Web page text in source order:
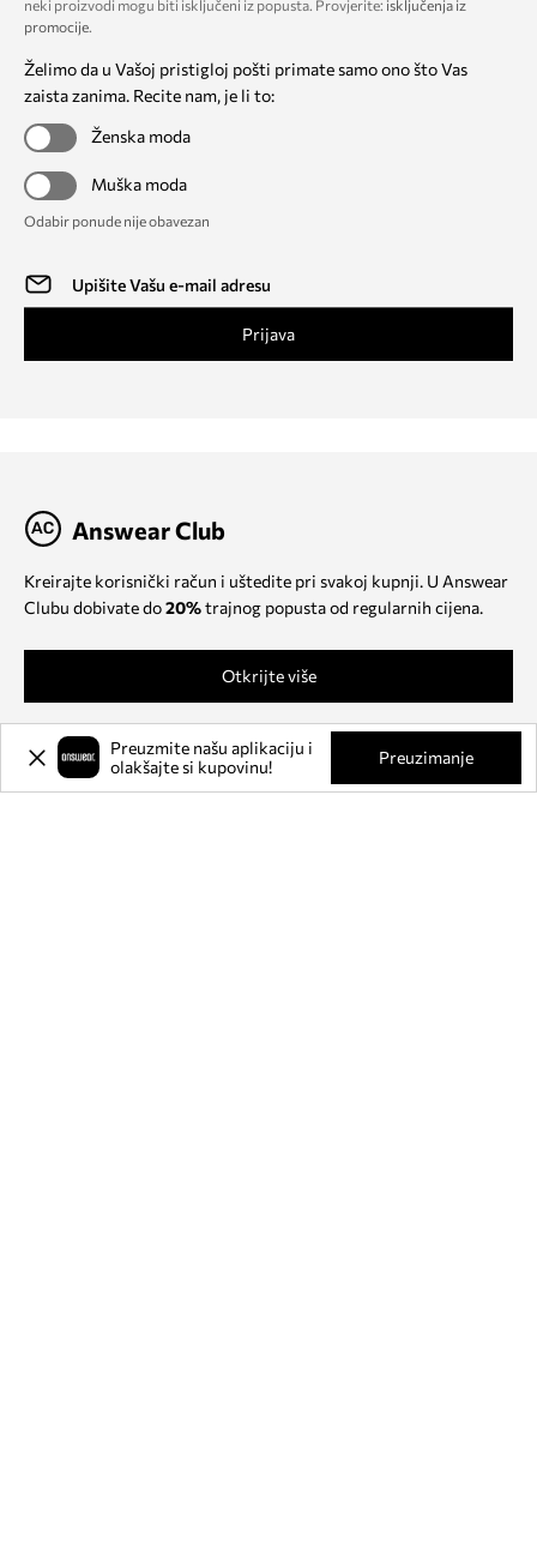
neki proizvodi mogu biti isključeni iz popusta. Provjerite: isključenja iz
promocije
Želimo da u Vašoj pristigloj pošti primate samo ono što Vas
zaista zanima. Recite nam, je li to:
Ženska moda
Muška moda
Odabir ponude nije obavezan
Prijava
Answear Club
Kreirajte korisnički račun i uštedite pri svakoj kupnji. U Answear
Clubu dobivate do20%trajnog popusta od regularnih cijena.
Otkrijte više
Preuzmite našu aplikaciju i
olakšajte si kupovinu!
Preuzimanje